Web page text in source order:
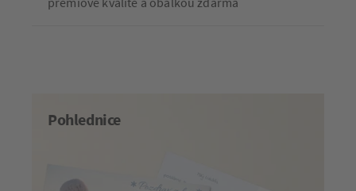
Pohlednice